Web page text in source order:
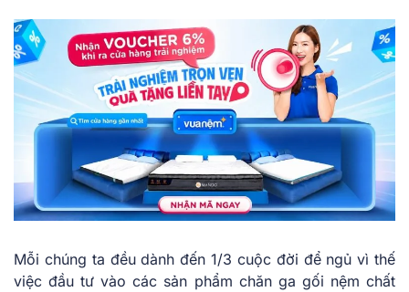
Mỗi chúng ta đều dành đến 1/3 cuộc đời để ngủ vì thế
việc đầu tư vào các sản phẩm chăn ga gối nệm chất